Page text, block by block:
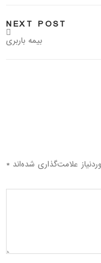
NEXT POST
بیمه باربری
علامت‌گذاری شده‌اند *